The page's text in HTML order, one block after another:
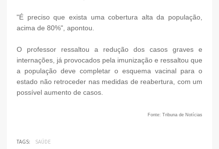
"É preciso que exista uma cobertura alta da população,
acima de 80%", apontou.
O professor ressaltou a redução dos casos graves e
internações, já provocados pela imunização e ressaltou que
a população deve completar o esquema vacinal para o
estado não retroceder nas medidas de reabertura, com um
possível aumento de casos.
Fonte: Tribuna de Notícias
TAGS: SAÚDE